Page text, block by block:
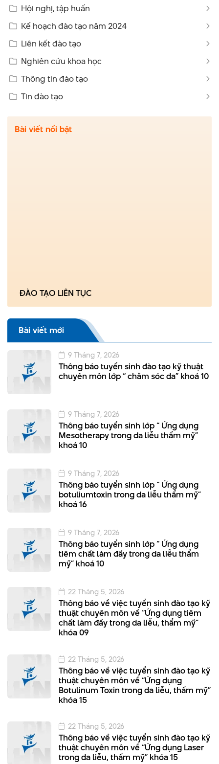
Hội nghị, tập huấn
Kế hoạch đào tạo năm 2024
Liên kết đào tạo
Nghiên cứu khoa học
Thông tin đào tạo
Tin đào tạo
Bài viết nổi bật
ĐÀO TẠO LIÊN TỤC
Bài viết mới
Thông báo tuyển sinh đào tạo kỹ thuật
chuyên môn lớp “ chăm sóc da” khoá 10
9 Tháng 7, 2026
Thông báo tuyển sinh lớp “ Ứng dụng
Mesotherapy trong da liễu thẩm mỹ”
khoá 10
9 Tháng 7, 2026
Thông báo tuyển sinh lớp “ Ứng dụng
botuliumtoxin trong da liễu thẩm mỹ”
khoá 16
9 Tháng 7, 2026
Thông báo tuyển sinh lớp “ Ứng dụng
tiêm chất làm đầy trong da liễu thẩm
mỹ” khoá 10
9 Tháng 7, 2026
Thông báo về việc tuyển sinh đào tạo kỹ
thuật chuyên môn về “Ứng dụng tiêm
chất làm đầy trong da liễu, thẩm mỹ”
khóa 09
22 Tháng 5, 2026
Thông báo về việc tuyển sinh đào tạo kỹ
thuật chuyên môn về “Ứng dụng
Botulinum Toxin trong da liễu, thẩm mỹ”
khóa 15
22 Tháng 5, 2026
Thông báo về việc tuyển sinh đào tạo kỹ
thuật chuyên môn về “Ứng dụng Laser
trong da liễu, thẩm mỹ” khóa 15
22 Tháng 5, 2026